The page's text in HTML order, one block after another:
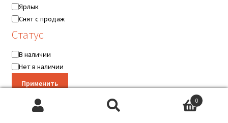
Ярлык
Снят с продаж
Статус
Статус
В наличии
Нет в наличии
Применить
0